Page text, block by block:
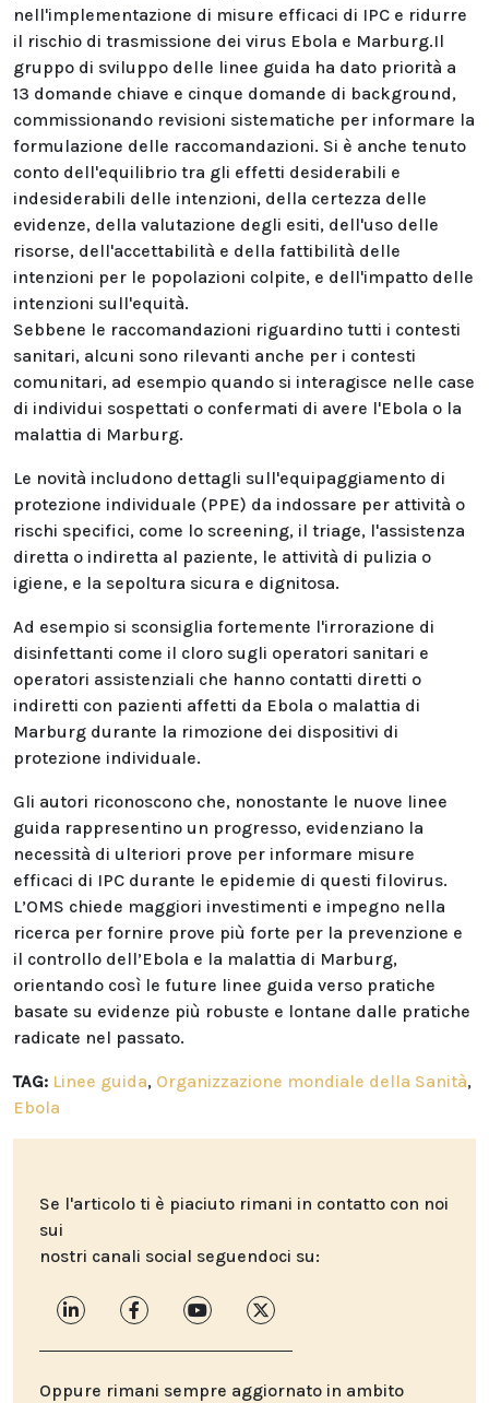
nell'implementazione di misure efficaci di IPC e ridurre
il rischio di trasmissione dei virus Ebola e Marburg.Il
gruppo di sviluppo delle linee guida ha dato priorità a
13 domande chiave e cinque domande di background,
commissionando revisioni sistematiche per informare la
formulazione delle raccomandazioni. Si è anche tenuto
conto dell'equilibrio tra gli effetti desiderabili e
indesiderabili delle intenzioni, della certezza delle
evidenze, della valutazione degli esiti, dell'uso delle
risorse, dell'accettabilità e della fattibilità delle
intenzioni per le popolazioni colpite, e dell'impatto delle
intenzioni sull'equità.
Sebbene le raccomandazioni riguardino tutti i contesti
sanitari, alcuni sono rilevanti anche per i contesti
comunitari, ad esempio quando si interagisce nelle case
di individui sospettati o confermati di avere l'Ebola o la
malattia di Marburg.
Le novità includono dettagli sull'equipaggiamento di
protezione individuale (PPE) da indossare per attività o
rischi specifici, come lo screening, il triage, l'assistenza
diretta o indiretta al paziente, le attività di pulizia o
igiene, e la sepoltura sicura e dignitosa.
Ad esempio si sconsiglia fortemente l'irrorazione di
disinfettanti come il cloro sugli operatori sanitari e
operatori assistenziali che hanno contatti diretti o
indiretti con pazienti affetti da Ebola o malattia di
Marburg durante la rimozione dei dispositivi di
protezione individuale.
Gli autori riconoscono che, nonostante le nuove linee
guida rappresentino un progresso, evidenziano la
necessità di ulteriori prove per informare misure
efficaci di IPC durante le epidemie di questi filovirus.
L’OMS chiede maggiori investimenti e impegno nella
ricerca per fornire prove più forte per la prevenzione e
il controllo dell’Ebola e la malattia di Marburg,
orientando così le future linee guida verso pratiche
basate su evidenze più robuste e lontane dalle pratiche
radicate nel passato.
TAG: Linee guida, Organizzazione mondiale della Sanità,
Ebola
Se l'articolo ti è piaciuto rimani in contatto con noi
sui
nostri canali social seguendoci su:
Oppure rimani sempre aggiornato in ambito